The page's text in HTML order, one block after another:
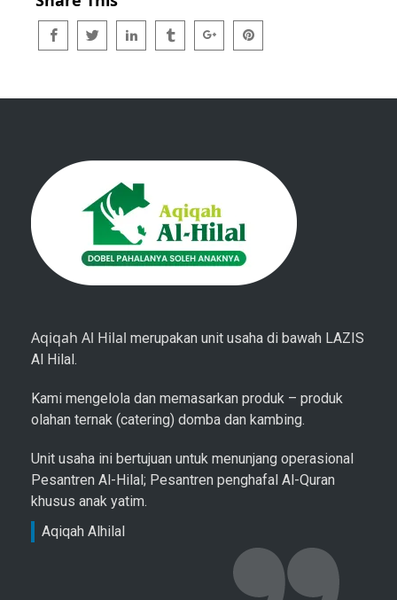
Aqiqah Al Hilal merupakan unit usaha di bawah LAZIS
Al Hilal.
Kami mengelola dan memasarkan produk – produk
olahan ternak (catering) domba dan kambing.
Unit usaha ini bertujuan untuk menunjang operasional
Pesantren Al-Hilal; Pesantren penghafal Al-Quran
khusus anak yatim.
Aqiqah Alhilal